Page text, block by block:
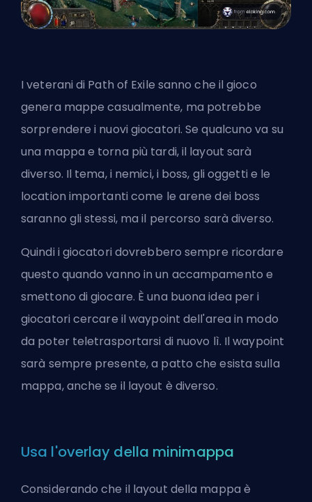
I veterani di Path of Exile sanno che il gioco
genera mappe casualmente, ma potrebbe
sorprendere i nuovi giocatori. Se qualcuno va su
una mappa e torna più tardi, il layout sarà
diverso. Il tema, i nemici, i boss, gli oggetti e le
location importanti come le arene dei boss
saranno gli stessi, ma il percorso sarà diverso.
Quindi i giocatori dovrebbero sempre ricordare
questo quando vanno in un accampamento e
smettono di giocare. È una buona idea per i
giocatori cercare il waypoint dell'area in modo
da poter teletrasportarsi di nuovo lì. Il waypoint
sarà sempre presente, a patto che esista sulla
mappa, anche se il layout è diverso.
Usa l'overlay della minimappa
Considerando che il layout della mappa è